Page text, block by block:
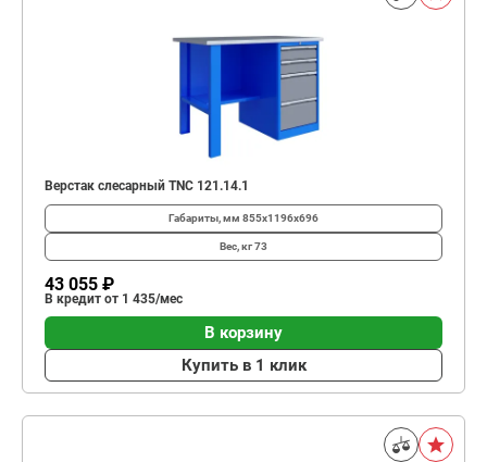
Верстак слесарный TNC 121.14.1
Габариты, мм 855x1196x696
Вес, кг73
43 055 ₽
В кредит от 1 435/мес
В корзину
Купить в 1 клик